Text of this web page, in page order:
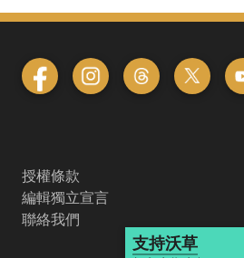
授權條款
編輯獨立宣言
聯絡我們
支持沃草